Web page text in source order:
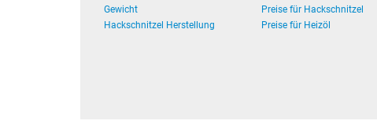
Gewicht
Hackschnitzel Herstellung
Preise für Hackschnitzel
Preise für Heizöl